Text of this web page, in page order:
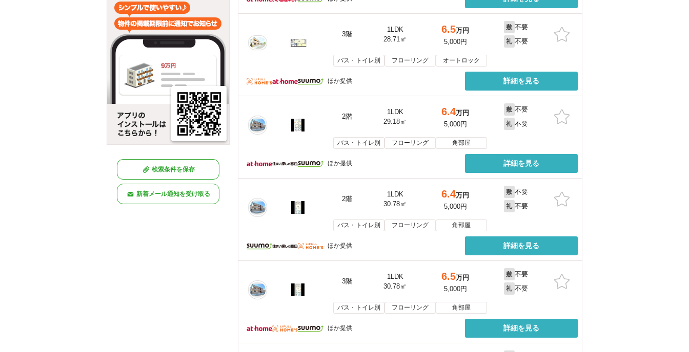
検索条件を保存
新着メール通知を受け取る
3階
1LDK
28.71㎡
6.5万円
5,000円
敷 不要
礼 不要
バス・トイレ別 フローリング オートロック
ほか提供 詳細を見る
2階
1LDK
29.18㎡
6.4万円
5,000円
敷 不要
礼 不要
バス・トイレ別 フローリング 角部屋
ほか提供 詳細を見る
2階
1LDK
30.78㎡
6.4万円
5,000円
敷 不要
礼 不要
バス・トイレ別 フローリング 角部屋
ほか提供 詳細を見る
3階
1LDK
30.78㎡
6.5万円
5,000円
敷 不要
礼 不要
バス・トイレ別 フローリング 角部屋
ほか提供 詳細を見る